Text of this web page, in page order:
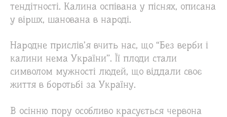
тендітності. Калина оспівана у піснях, описана
у віршх, шанована в народі.
Народне прислів’я вчить нас, що “Без верби і
калини нема України”. Її плоди стали
символом мужності людей, що віддали своє
життя в боротьбі за Україну.
В осінню пору особливо красується червона